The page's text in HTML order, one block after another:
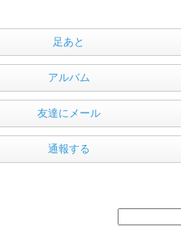
足あと
アルバム
友達にメール
通報する